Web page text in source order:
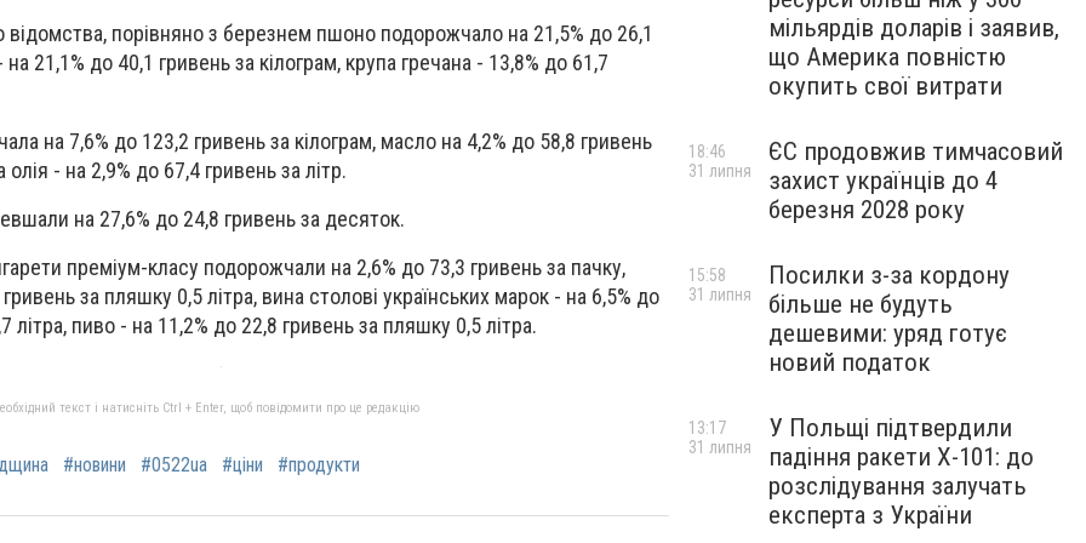
порівняно з березнем пшоно подорожчало на 21,5% до 26,1
на 21,1% до 40,1 гривень за кілограм, крупа гречана - 13,8% до 61,7
на 7,6% до 123,2 гривень за кілограм, масло на 4,2% до 58,8 гривень
- на 2,9% до 67,4 гривень за літр.
на 27,6% до 24,8 гривень за десяток.
преміум-класу подорожчали на 2,6% до 73,3 гривень за пачку,
за пляшку 0,5 літра, вина столові українських марок - на 6,5% до
літра, пиво - на 11,2% до 22,8 гривень за пляшку 0,5 літра.
текст і натисніть Ctrl + Enter, щоб повідомити про це редакцію
#новини #0522ua #ціни #продукти
мільярдів доларів і заявив,
що Америка повністю
окупить свої витрати
ЄС продовжив тимчасовий
захист українців до 4
березня 2028 року
18:46
31 липня
Посилки з-за кордону
більше не будуть
дешевими: уряд готує
новий податок
15:58
31 липня
У Польщі підтвердили
падіння ракети Х-101: до
розслідування залучать
експерта з України
13:17
31 липня